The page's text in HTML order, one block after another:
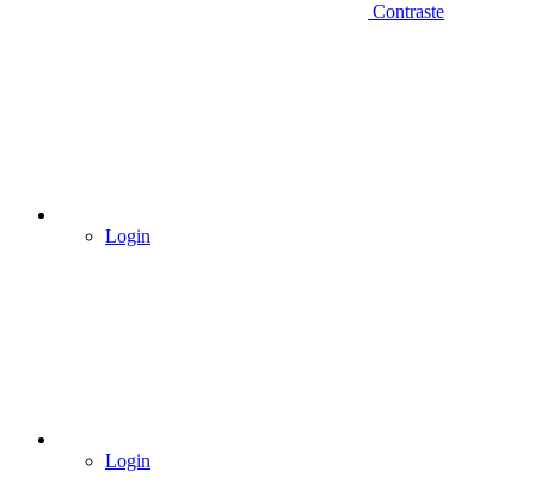
Contraste
Login
Login